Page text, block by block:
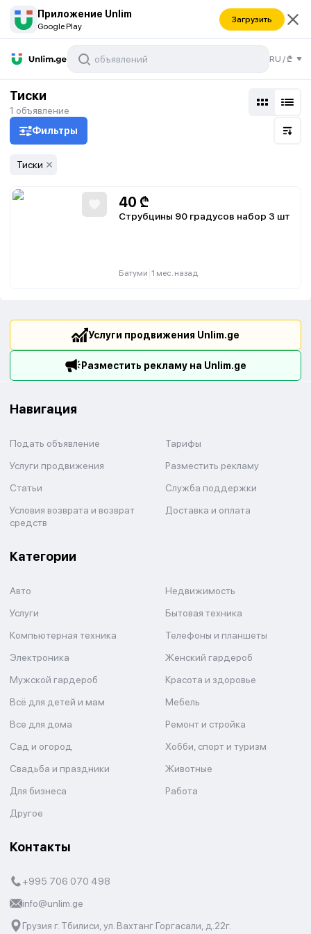
Приложение Unlim
Google Play
Загрузить
RU /₾
Тиски
1 объявление
Фильтры
Тиски
40 ₾
Струбцины 90 градусов набор 3 шт
Батуми 1 мес. назад
Услуги продвижения Unlim.ge
Разместить рекламу на Unlim.ge
Навигация
Подать объявление
Тарифы
Услуги продвижения
Разместить рекламу
Статьи
Служба поддержки
Условия возврата и возврат
средств
Доставка и оплата
Категории
Авто
Недвижимость
Услуги
Бытовая техника
Компьютерная техника
Телефоны и планшеты
Электроника
Женский гардероб
Мужской гардероб
Красота и здоровье
Всё для детей и мам
Мебель
Все для дома
Ремонт и стройка
Сад и огород
Хобби, спорт и туризм
Свадьба и праздники
Животные
Для бизнеса
Работа
Другое
Контакты
+995 706 070 498
info@unlim.ge
Грузия г. Тбилиси, ул. Вахтанг Горгасали, д.22г.